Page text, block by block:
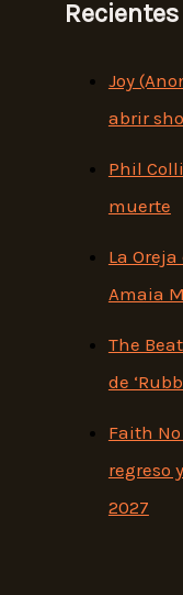
Recientes
Joy
abrir
Phil
muerte
La
Amaia
The
de
Faith
regreso
2027